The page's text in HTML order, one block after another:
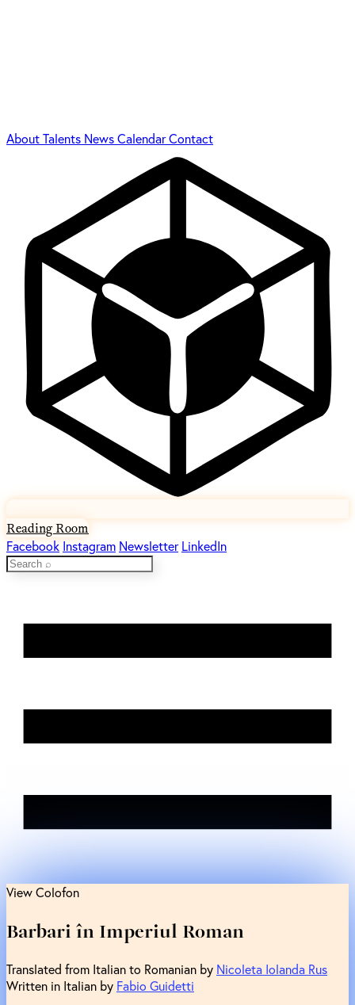
AboutTalents NewsCalendarContact
Reading Room
Facebook Instagram Newsletter LinkedIn
View Colofon
Barbari în Imperiul Roman
Translated from Italian to Romanian by Nicoleta Iolanda Rus
Written in Italian by Fabio Guidetti